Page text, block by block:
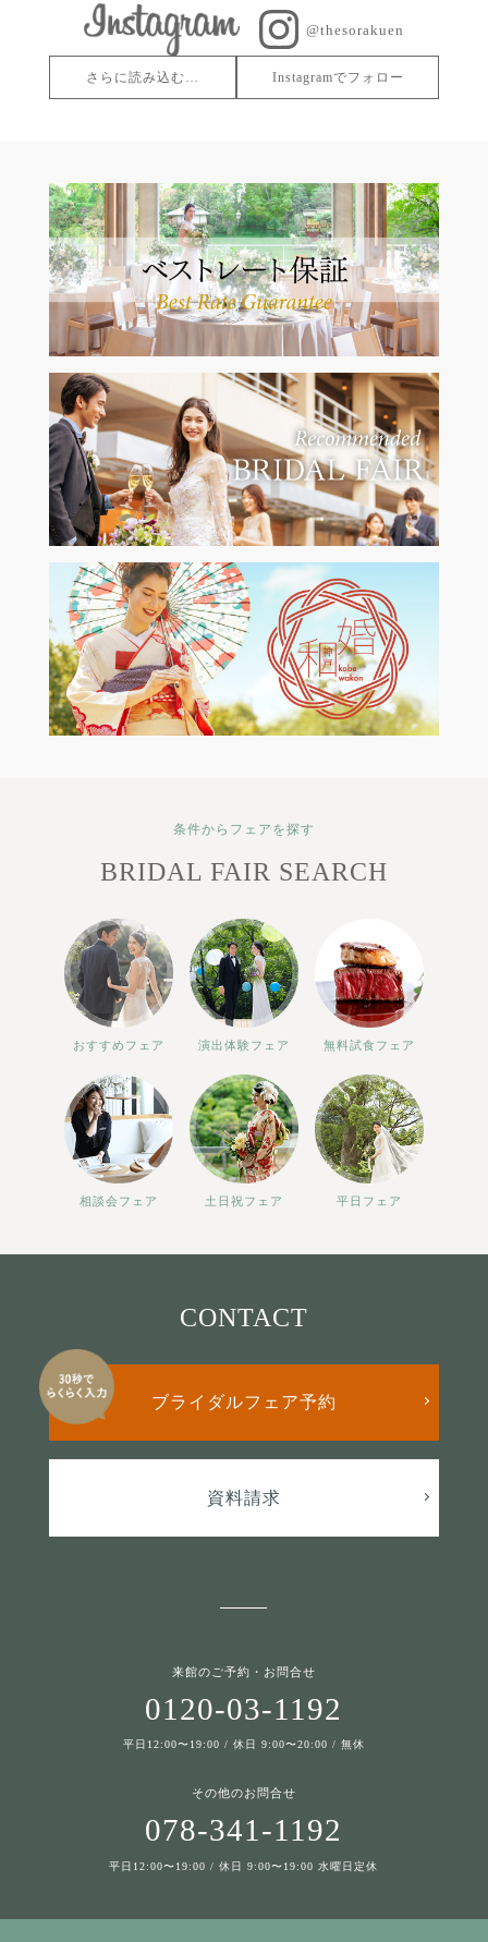
@thesorakuen
さらに読み込む… Instagramでフォロー
条件からフェアを探す
BRIDAL FAIR SEARCH
おすすめフェア 演出体験フェア 無料試食フェア
相談会フェア 土日祝フェア 平日フェア
CONTACT
ブライダルフェア予約
資料請求
来館のご予約・お問合せ
0120-03-1192
平日12:00〜19:00 / 休日 9:00〜20:00 / 無休
その他のお問合せ
078-341-1192
平日12:00〜19:00 / 休日 9:00〜19:00 水曜日定休